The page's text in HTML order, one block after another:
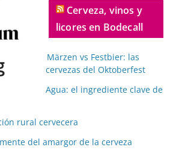
Cerveza, vinos y
licores en Bodecall
Märzen vs Festbier: las
cervezas del Oktoberfest
Agua: el ingrediente clave de
rural cervecera
del amargor de la cerveza